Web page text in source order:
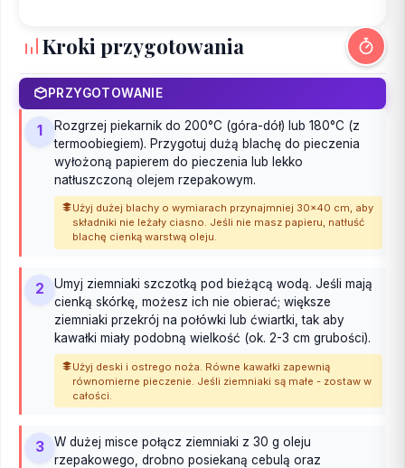
Kroki przygotowania
PRZYGOTOWANIE
1
Rozgrzej piekarnik do 200°C (góra-dół) lub 180°C (z
termoobiegiem). Przygotuj dużą blachę do pieczenia
wyłożoną papierem do pieczenia lub lekko
natłuszczoną olejem rzepakowym.
Użyj dużej blachy o wymiarach przynajmniej 30x40 cm, aby
składniki nie leżały ciasno. Jeśli nie masz papieru, natłuść
blachę cienką warstwą oleju.
2
Umyj ziemniaki szczotką pod bieżącą wodą. Jeśli mają
cienką skórkę, możesz ich nie obierać; większe
ziemniaki przekrój na połówki lub ćwiartki, tak aby
kawałki miały podobną wielkość (ok. 2-3 cm grubości).
Użyj deski i ostrego noża. Równe kawałki zapewnią
równomierne pieczenie. Jeśli ziemniaki są małe - zostaw w
całości.
3
W dużej misce połącz ziemniaki z 30 g oleju
rzepakowego, drobno posiekaną cebulą oraz